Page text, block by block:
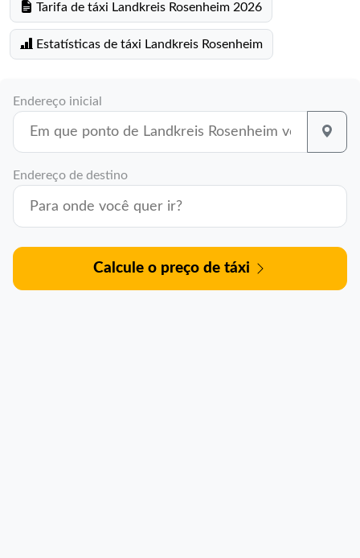
Tarifa de táxi Landkreis Rosenheim 2026
Estatísticas de táxi Landkreis Rosenheim
Endereço inicial
Endereço de destino
Calcule o preço de táxi